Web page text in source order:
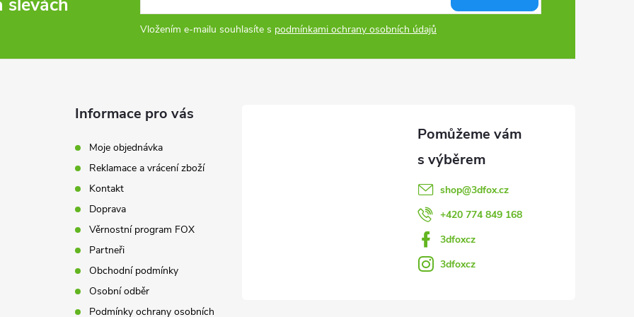
slevách
Vložením e-mailu souhlasíte s podmínkami ochrany osobních údajů
Informace pro vás
Moje objednávka
Reklamace a vrácení zboží
Kontakt
Doprava
Věrnostní program FOX
Partneři
Obchodní podmínky
Osobní odběr
Podmínky ochrany osobních
shop@3dfox.cz
+420 774 849 168
3dfoxcz
3dfoxcz